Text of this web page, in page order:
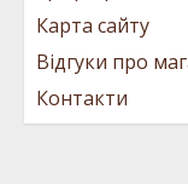
Карта сайту
Відгуки про
Контакти